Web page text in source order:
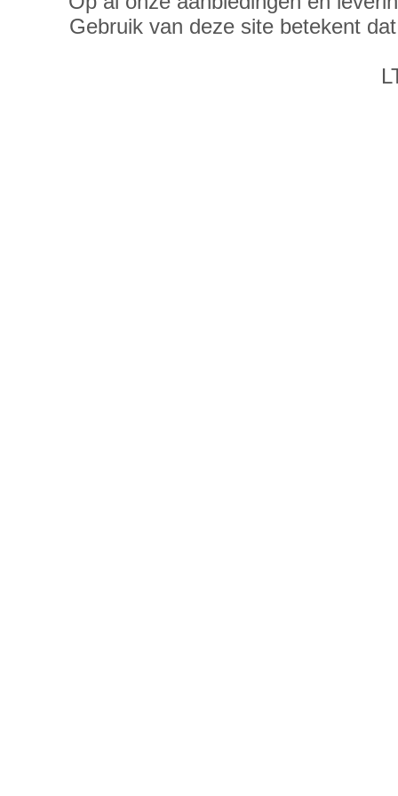
Gebruik van deze site betekent